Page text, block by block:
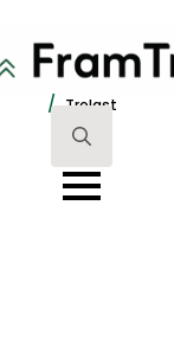
/ Trelast
Search
for: